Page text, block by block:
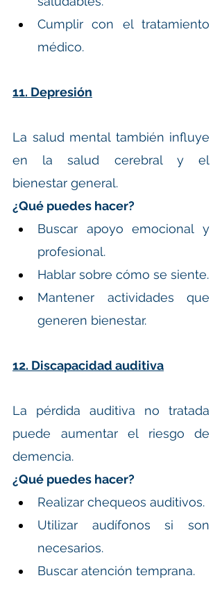
Cumplir con el tratamiento
médico.
11. Depresión
La salud mental también influye
en la salud cerebral y el
bienestar general.
¿Qué puedes hacer?
Buscar apoyo emocional y
profesional.
Hablar sobre cómo se siente.
Mantener actividades que
generen bienestar.
12. Discapacidad auditiva
La pérdida auditiva no tratada
puede aumentar el riesgo de
demencia.
¿Qué puedes hacer?
Realizar chequeos auditivos.
Utilizar audífonos si son
necesarios.
Buscar atención temprana.